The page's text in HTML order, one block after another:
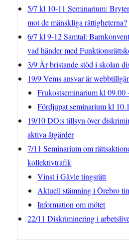
5/7 kl 10-11 Seminarium:
mot de mänskliga rättigheterna?
6/7 kl 9-12 Samtal:
vad händer med
3/9 Är bristande stöd i skolan
19/9 Vems ansvar är
Frukostseminarium kl 09.00
Fördjupat seminarium kl
19/10 DO:s tillsyn över
aktiva åtgärder
7/11 Seminarium om
kollektivtrafik
Vinst i Gävle tingsrätt
Aktuell stämning i Örebro
Information om mötet
22/11 Diskriminering i